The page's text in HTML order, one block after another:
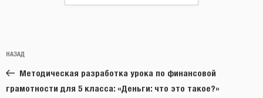
по
записям
Предыдущая
запись:
НАЗАД
Методическая разработка урока по финансовой
грамотности для 5 класса: «Деньги: что это такое?»